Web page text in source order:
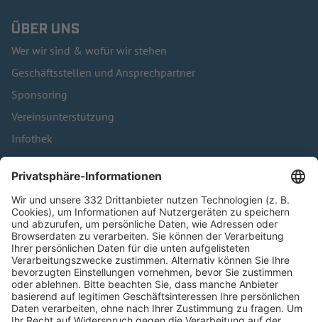
ÜBER UNS
Wer wir sind & wofür wir stehen
Geschäftsstellen und Ansprechpartner
Sponsoring
Vereinsunterstützung
Infothek
Kontakt
HÄUFIG BESUCHTE SEITEN
Pässe und Vereinswechsel
Trainerausbildung
Schulungsangebot Vereinsmitarbeiter
BFV-Geschäftsstellen
Trainerbörse